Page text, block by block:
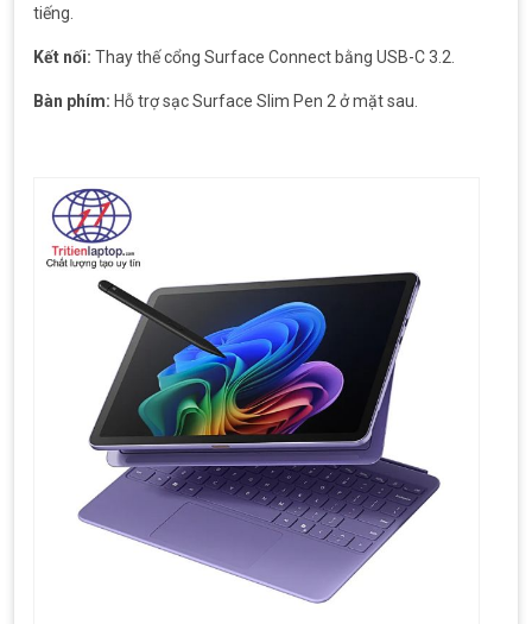
tiếng.
Kết nối: Thay thế cổng Surface Connect bằng USB-C 3.2.
Bàn phím: Hỗ trợ sạc Surface Slim Pen 2 ở mặt sau.